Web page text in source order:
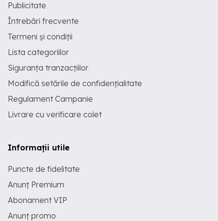
Publicitate
Întrebări frecvente
Termeni și condiții
Lista categoriilor
Siguranța tranzacțiilor
Modifică setările de confidențialitate
Regulament Campanie
Livrare cu verificare colet
Informații utile
Puncte de fidelitate
Anunț Premium
Abonament VIP
Anunț promo